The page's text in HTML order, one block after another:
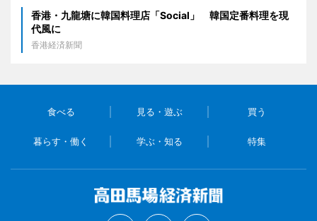
香港・九龍塘に韓国料理店「Social」 韓国定番料理を現
代風に
香港経済新聞
食べる 見る・遊ぶ 買う
暮らす・働く 学ぶ・知る 特集